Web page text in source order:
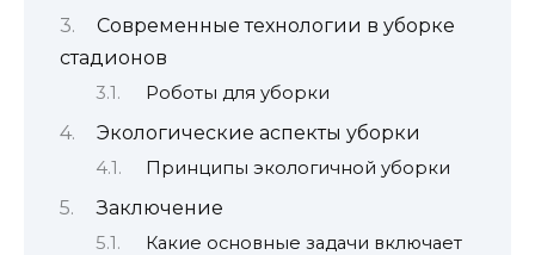
Современные технологии в уборке
стадионов
Роботы для уборки
Экологические аспекты уборки
Принципы экологичной уборки
Заключение
Какие основные задачи включает